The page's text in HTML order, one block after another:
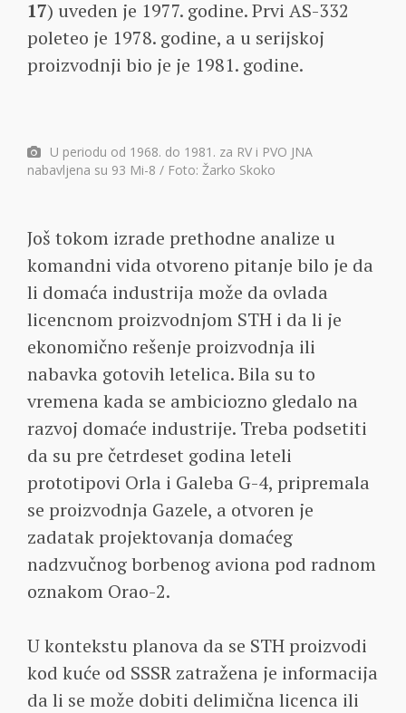
17) uveden je 1977. godine. Prvi AS-332
poleteo je 1978. godine, a u serijskoj
proizvodnji bio je je 1981. godine.
U periodu od 1968. do 1981. za RV i PVO JNA
nabavljena su 93 Mi-8 / Foto: Žarko Skoko
Još tokom izrade prethodne analize u
komandni vida otvoreno pitanje bilo je da
li domaća industrija može da ovlada
licencnom proizvodnjom STH i da li je
ekonomično rešenje proizvodnja ili
nabavka gotovih letelica. Bila su to
vremena kada se ambiciozno gledalo na
razvoj domaće industrije. Treba podsetiti
da su pre četrdeset godina leteli
prototipovi Orla i Galeba G-4, pripremala
se proizvodnja Gazele, a otvoren je
zadatak projektovanja domaćeg
nadzvučnog borbenog aviona pod radnom
oznakom Orao-2.
U kontekstu planova da se STH proizvodi
kod kuće od SSSR zatražena je informacija
da li se može dobiti delimična licenca ili